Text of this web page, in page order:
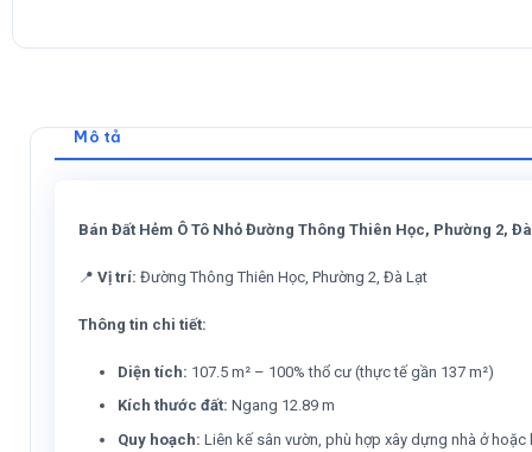
Mô tả
Bán Đất Hẻm Ô Tô Nhỏ Đường Thông Thiên Học, Phường 2,
📍Vị trí: Đường Thông Thiên Học, Phường 2, Đà Lạt
Thông tin chi tiết:
Diện tích: 107.5 m² – 100% thổ cư (thực tế gần 137 m²)
Kích thước đất: Ngang 12.89 m
Quy hoạch: Liên kế sân vườn, phù hợp xây dựng nhà ở hoặc